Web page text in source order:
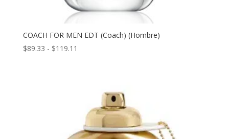
COACH FOR MEN EDT (Coach) (Hombre)
$89.33 - $119.11
hasta
$119.11